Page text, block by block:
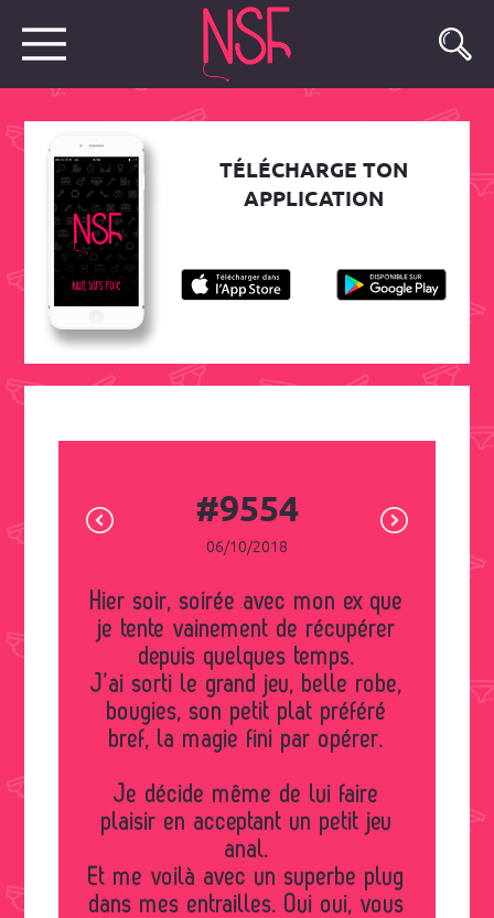
TÉLÉCHARGE TON
APPLICATION
#9554
06/10/2018
Hier soir, soirée avec mon ex que
je tente vainement de récupérer
depuis quelques temps.
J’ai sorti le grand jeu, belle robe,
bougies, son petit plat préféré
bref, la magie fini par opérer.
Je décide même de lui faire
plaisir en acceptant un petit jeu
anal.
Et me voilà avec un superbe plug
dans mes entrailles. Oui oui, vous